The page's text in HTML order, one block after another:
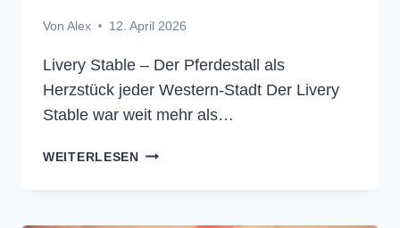
Von Alex 12. April 2026
Livery Stable – Der Pferdestall als
Herzstück jeder Western-Stadt Der Livery
Stable war weit mehr als…
WEITERLESENLIVERY